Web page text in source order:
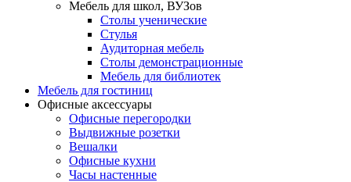
Мебель для школ, ВУЗов
Столы ученические
Стулья
Аудиторная мебель
Столы демонстрационные
Мебель для библиотек
Мебель для гостиниц
Офисные аксессуары
Офисные перегородки
Выдвижные розетки
Вешалки
Офисные кухни
Часы настенные